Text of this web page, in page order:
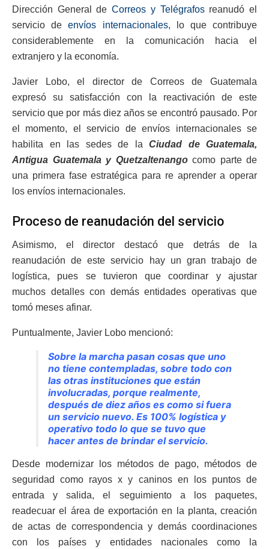
Dirección General deCorreos y Telégrafosreanudó el
servicio de envíos internacionales, lo que contribuye
considerablemente en la comunicación hacia el
extranjero y la economía.
Javier Lobo, el director de Correos de Guatemala
expresó su satisfacción con la reactivación de este
servicio que por más diez años se encontró pausado. Por
el momento, el servicio de envíos internacionales se
habilita en las sedes de la Ciudad de Guatemala,
Antigua Guatemala y Quetzaltenangocomo parte de
una primera fase estratégica para re aprender a operar
los envíos internacionales.
Proceso de reanudación del servicio
Asimismo, el director destacó que detrás de la
reanudación de este servicio hay un gran trabajo de
logística, pues se tuvieron que coordinar y ajustar
muchos detalles con demás entidades operativas que
tomó meses afinar.
Puntualmente, Javier Lobo mencionó:
Sobre la marcha pasan cosas que uno
no tiene contempladas, sobre todo con
las otras instituciones que están
involucradas, porque realmente,
después de diez años es como si fuera
un servicio nuevo. Es 100% logística y
operativo todo lo que se tuvo que
hacer antes de brindar el servicio.
Desde modernizar los métodos de pago, métodos de
seguridad como rayos x y caninos en los puntos de
entrada y salida, el seguimiento a los paquetes,
readecuar el área de exportación en la planta, creación
de actas de correspondencia y demás coordinaciones
con los países y entidades nacionales como la